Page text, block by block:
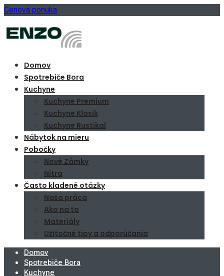
Cenová ponuka
Domov
Spotrebiče Bora
Kuchyne
Kuchyne Premium
Kuchyne Klasik
Kuchyne Rustikal
Nábytok na mieru
Pobočky
Nové Zámky
Nitra
Často kladené otázky
Naša práca
Ako na to
Materiály
Užitočné tipy a odporúčania
Domov
Spotrebiče Bora
Kuchyne